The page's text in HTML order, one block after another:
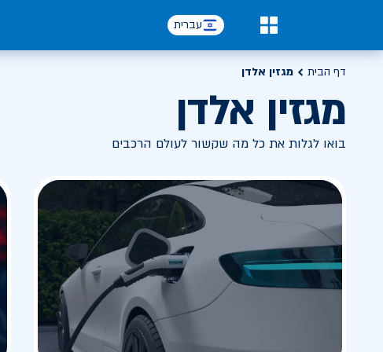
עברית
דף הבית מגזין אלדן
מגזין אלדן
בואו לגלות את כל מה שקשור לעולם הרכבים